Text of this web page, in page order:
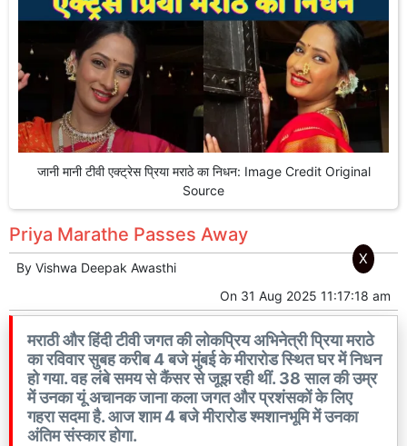
जानी मानी टीवी एक्ट्रेस प्रिया मराठे का निधन: Image Credit Original
Source
Priya Marathe Passes Away
By Vishwa Deepak Awasthi
On 31 Aug 2025 11:17:18 am
मराठी और हिंदी टीवी जगत की लोकप्रिय अभिनेत्री प्रिया मराठे
का रविवार सुबह करीब 4 बजे मुंबई के मीरारोड स्थित घर में निधन
हो गया. वह लंबे समय से कैंसर से जूझ रही थीं. 38 साल की उम्र
में उनका यूं अचानक जाना कला जगत और प्रशंसकों के लिए
गहरा सदमा है. आज शाम 4 बजे मीरारोड श्मशानभूमि में उनका
अंतिम संस्कार होगा.
X